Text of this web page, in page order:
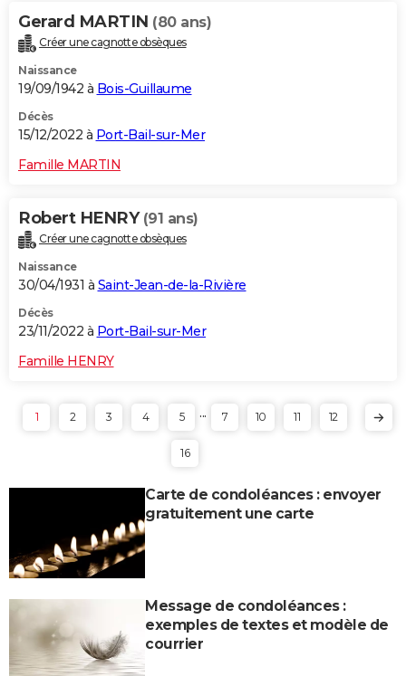
Gerard MARTIN (80 ans)
Créer une cagnotte obsèques
Naissance
19/09/1942 à Bois-Guillaume
Décès
15/12/2022 à Port-Bail-sur-Mer
Famille MARTIN
Robert HENRY (91 ans)
Créer une cagnotte obsèques
Naissance
30/04/1931 à Saint-Jean-de-la-Rivière
Décès
23/11/2022 à Port-Bail-sur-Mer
Famille HENRY
1 2 3 4 5 ... 7 10 11 12
16
Carte de condoléances : envoyer
gratuitement une carte
Message de condoléances :
exemples de textes et modèle de
courrier